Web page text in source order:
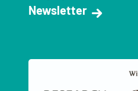
Newsletter